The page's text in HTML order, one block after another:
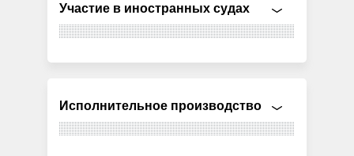
Участие в иностранных судах
Исполнительное производство